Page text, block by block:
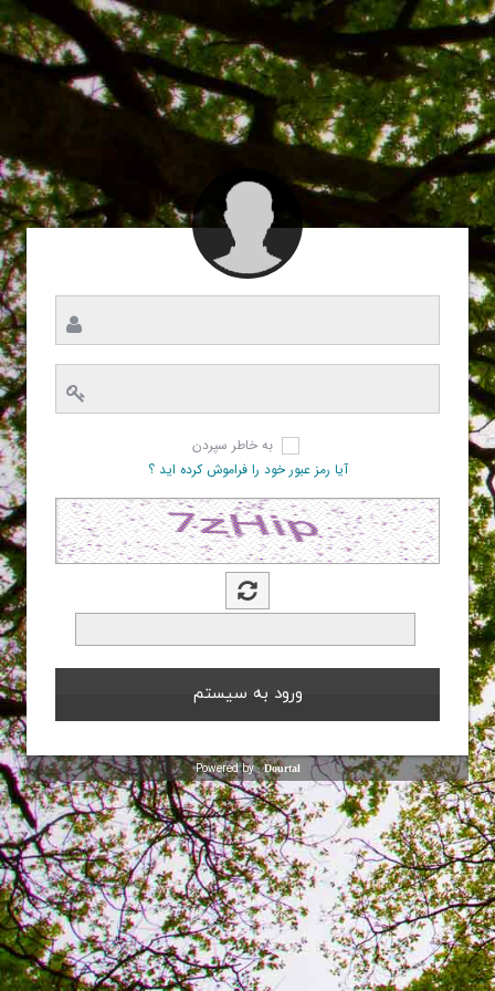
به خاطر سپردن
آیا رمز عبور خود را فراموش کرده اید ؟
Powered by :Dourtal